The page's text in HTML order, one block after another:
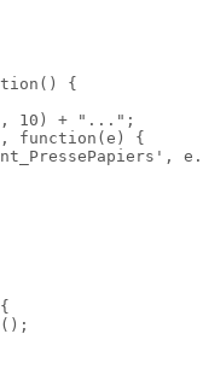
{
10) + "...";
function(e) {